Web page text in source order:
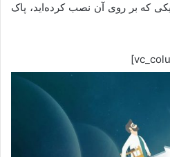
که بر روی آن نصب کرده‌اید، پاک